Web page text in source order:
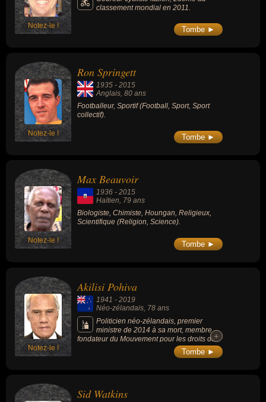
Notez-le !
classement mondial en 2011.
Tombe ►
Notez-le !
Ron Springett
1935 - 2015
Anglais , 80 ans
Footballeur, Sportif (Football, Sport, Sport
collectif).
Tombe ►
Notez-le !
Max Beauvoir
1936 - 2015
Haïtien, 79 ans
Biologiste, Chimiste, Houngan, Religieux,
Scientifique (Religion, Science).
Tombe ►
Notez-le !
Akilisi Pohiva
1941 - 2019
Néo-zélandais , 78 ans
Politicien néo-zélandais, premier
ministre de 2014 à sa mort, membre
fondateur du Mouvement pour les droits de
l’homme et la démocratie, ainsi que du parti
politique qui en émane : le Parti démocrate
+
+
Tombe ►
Sid Watkins